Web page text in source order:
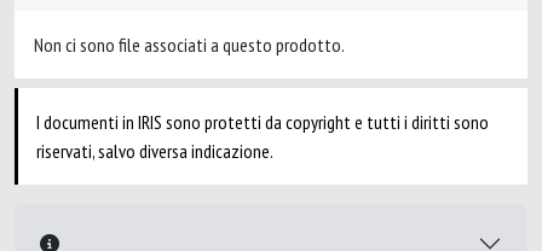
Non ci sono file associati a questo prodotto.
I documenti in IRIS sono protetti da copyright e tutti i diritti sono
riservati, salvo diversa indicazione.